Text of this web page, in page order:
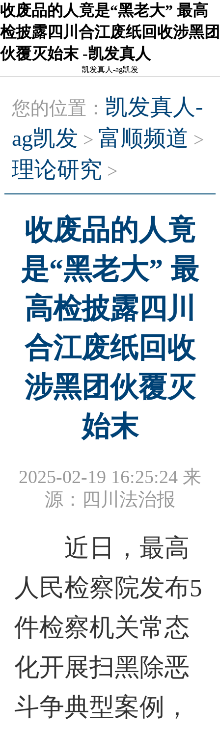
收废品的人竟是“黑老大” 最高
检披露四川合江废纸回收涉黑团
伙覆灭始末 -凯发真人
凯发真人-ag凯发
您的位置： 凯发真人-
ag凯发 > 富顺频道 >
理论研究 >
收废品的人竟
是“黑老大” 最
高检披露四川
合江废纸回收
涉黑团伙覆灭
始末
2025-02-19 16:25:24 来
源：四川法治报
近日，最高
人民检察院发布5
件检察机关常态
化开展扫黑除恶
斗争典型案例，